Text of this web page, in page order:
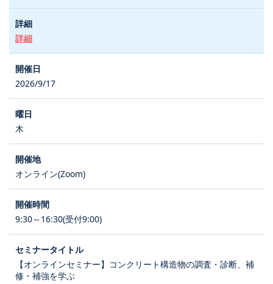
詳細
2026/9/17
木
オンライン(Zoom)
9:30～16:30(受付9:00)
【オンラインセミナー】コンクリート構造物の調査・診断、補
修・補強を学ぶ